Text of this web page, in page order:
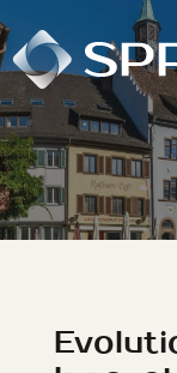
to
content